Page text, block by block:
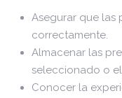
Asegurar que las
correctamente.
Almacenar las
seleccionado o
Conocer la